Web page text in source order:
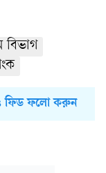
বিভাগ
ফিড ফলো করুন